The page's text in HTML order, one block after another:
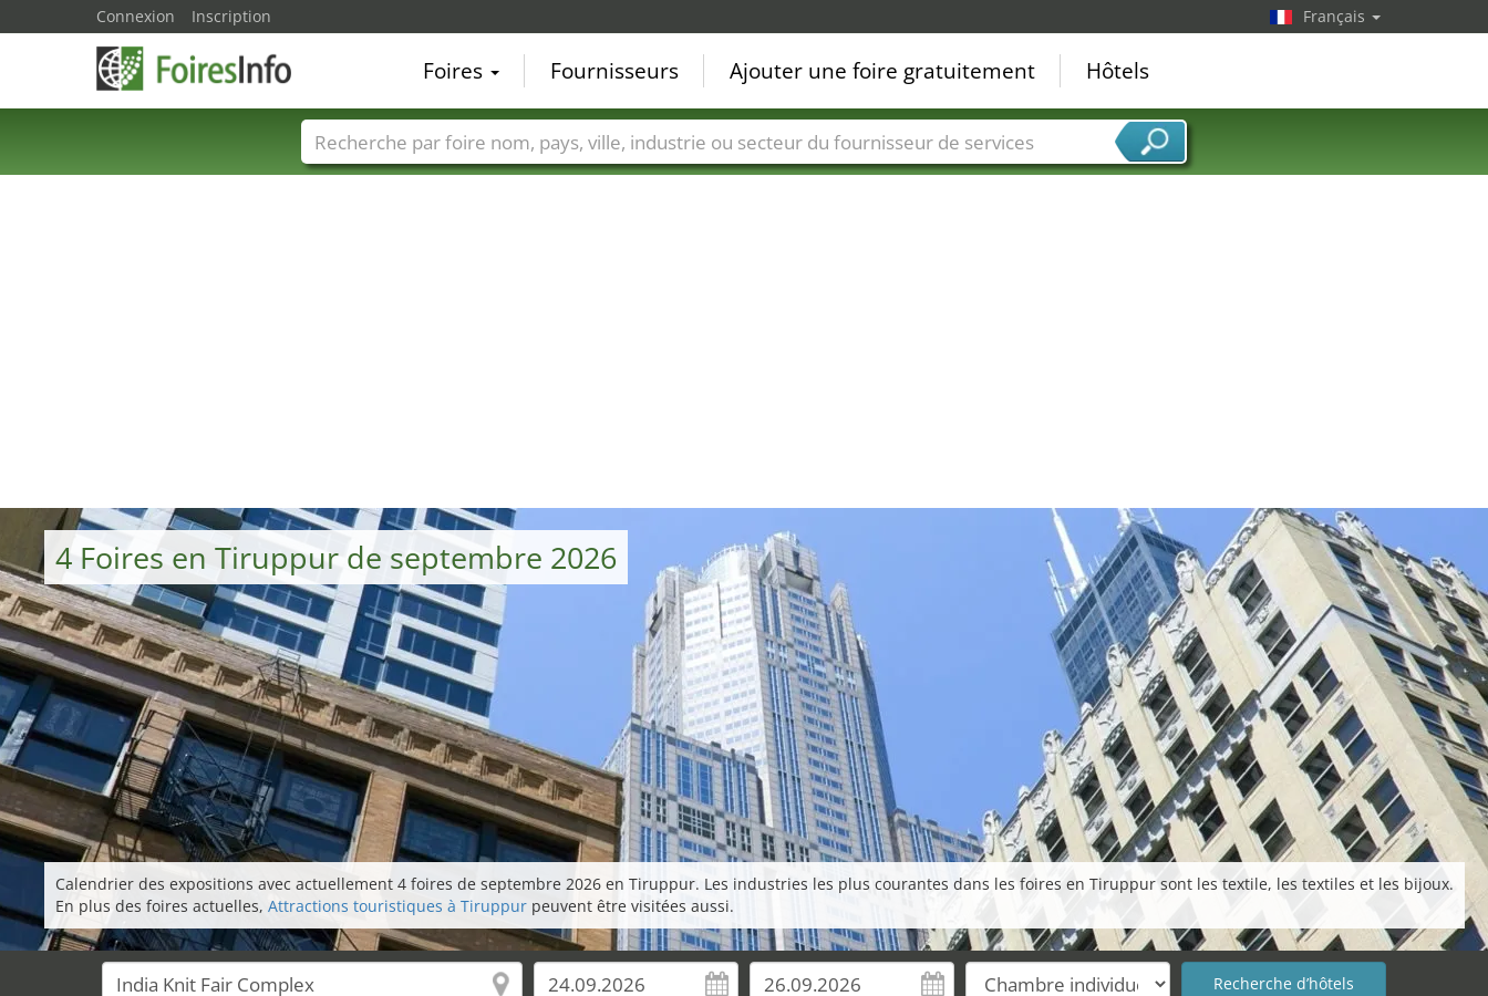
4 Foires en Tiruppur de septembre 2026
Calendrier des expositions avec actuellement 4 foires de septembre 2026 en Tiruppur. Les industries les plus courantes dans les foires en Tiruppur sont les textile, les textiles et les bijoux.
En plus des foires actuelles, Attractions touristiques à Tiruppur peuvent être visitées aussi.
Connexion Inscription Français
Foires Fournisseurs Ajouter une foire gratuitement Hôtels
Foire noms Pays Villes Secteurs de foire Secteurs du fournisseur de services